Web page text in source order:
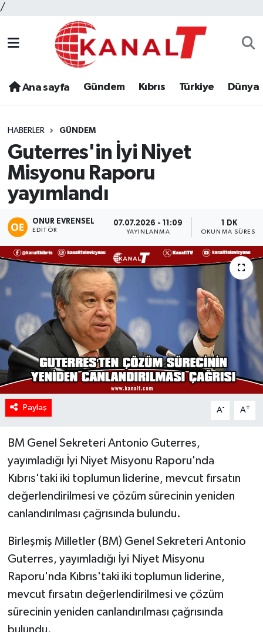
/
Ana sayfa Gündem Kıbrıs Türkiye Dünya
HABERLER GÜNDEM
Guterres'in İyi Niyet
Misyonu Raporu
yayımlandı
ONUR EVRENSEL
EDITÖR
07.07.2026 - 11:09
YAYINLANMA
1 DK
OKUNMA SÜRESI
Paylaş A- A+
BM Genel Sekreteri Antonio Guterres,
yayımladığı İyi Niyet Misyonu Raporu'nda
Kıbrıs'taki iki toplumun liderine, mevcut fırsatın
değerlendirilmesi ve çözüm sürecinin yeniden
canlandırılması çağrısında bulundu.
Birleşmiş Milletler (BM) Genel Sekreteri Antonio
Guterres, yayımladığı İyi Niyet Misyonu
Raporu'nda Kıbrıs'taki iki toplumun liderine,
mevcut fırsatın değerlendirilmesi ve çözüm
sürecinin yeniden canlandırılması çağrısında